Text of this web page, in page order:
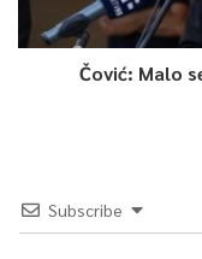
Čović: Malo
Subscribe